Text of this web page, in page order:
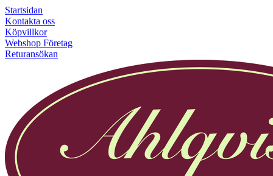
Startsidan
Kontakta oss
Köpvillkor
Webshop Företag
Returansökan